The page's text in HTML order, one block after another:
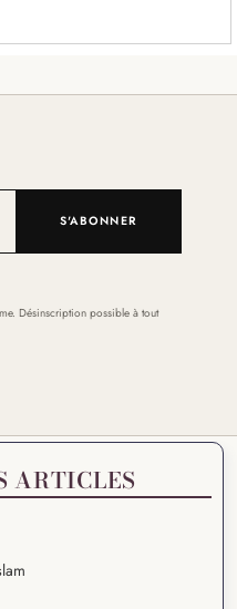
S'ABONNER
Désinscription possible à tout
ARTICLES